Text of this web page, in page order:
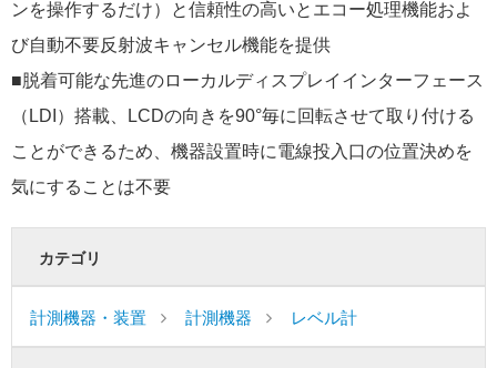
ンを操作するだけ）と信頼性の高いとエコー処理機能およ
び自動不要反射波キャンセル機能を提供
■脱着可能な先進のローカルディスプレイインターフェース
（LDI）搭載、LCDの向きを90°毎に回転させて取り付ける
ことができるため、機器設置時に電線投入口の位置決めを
気にすることは不要
カテゴリ
計測機器・装置 計測機器 レベル計